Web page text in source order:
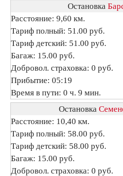
Остановка
Расстояние: 9,60 км.
Тариф полный: 51.00 руб.
Тариф детский: 51.00 руб.
Багаж: 15.00 руб.
Добровол. страховка: 0 руб.
Прибытие: 05:19
Время в пути: 0 ч. 9 мин.
Остановка
Расстояние: 10,40 км.
Тариф полный: 58.00 руб.
Тариф детский: 58.00 руб.
Багаж: 15.00 руб.
Добровол. страховка: 0 руб.